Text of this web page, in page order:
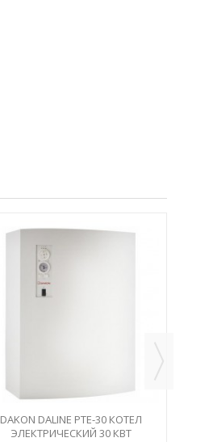
DAKON DALINE PTE-30 КОТЕЛ
ЭЛЕКТРИЧЕСКИЙ 30 КВТ